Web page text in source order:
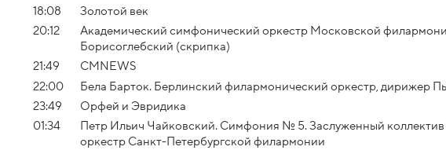
18:08
Золотой век
20:12
Академический симфонический оркестр Московской
Борисоглебский (скрипка)
21:49
СМNEWS
22:00
Бела Барток. Берлинский филармонический оркестр, дирижер
23:49
Орфей и Эвридика
01:34
Петр Ильич Чайковский. Симфония № 5. Заслуженный
оркестр Санкт-Петербургской филармонии